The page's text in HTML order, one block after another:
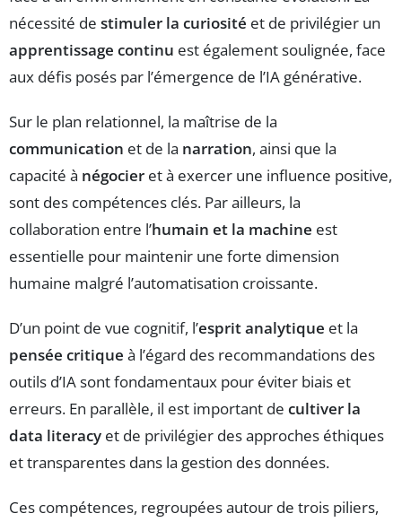
nécessité de stimuler la curiosité et de privilégier un
apprentissage continu est également soulignée, face
aux défis posés par l’émergence de l’IA générative.
Sur le plan relationnel, la maîtrise de la
communication et de la narration, ainsi que la
capacité à négocier et à exercer une influence positive,
sont des compétences clés. Par ailleurs, la
collaboration entre l’humain et la machine est
essentielle pour maintenir une forte dimension
humaine malgré l’automatisation croissante.
D’un point de vue cognitif, l’esprit analytique et la
pensée critique à l’égard des recommandations des
outils d’IA sont fondamentaux pour éviter biais et
erreurs. En parallèle, il est important de cultiver la
data literacy et de privilégier des approches éthiques
et transparentes dans la gestion des données.
Ces compétences, regroupées autour de trois piliers,